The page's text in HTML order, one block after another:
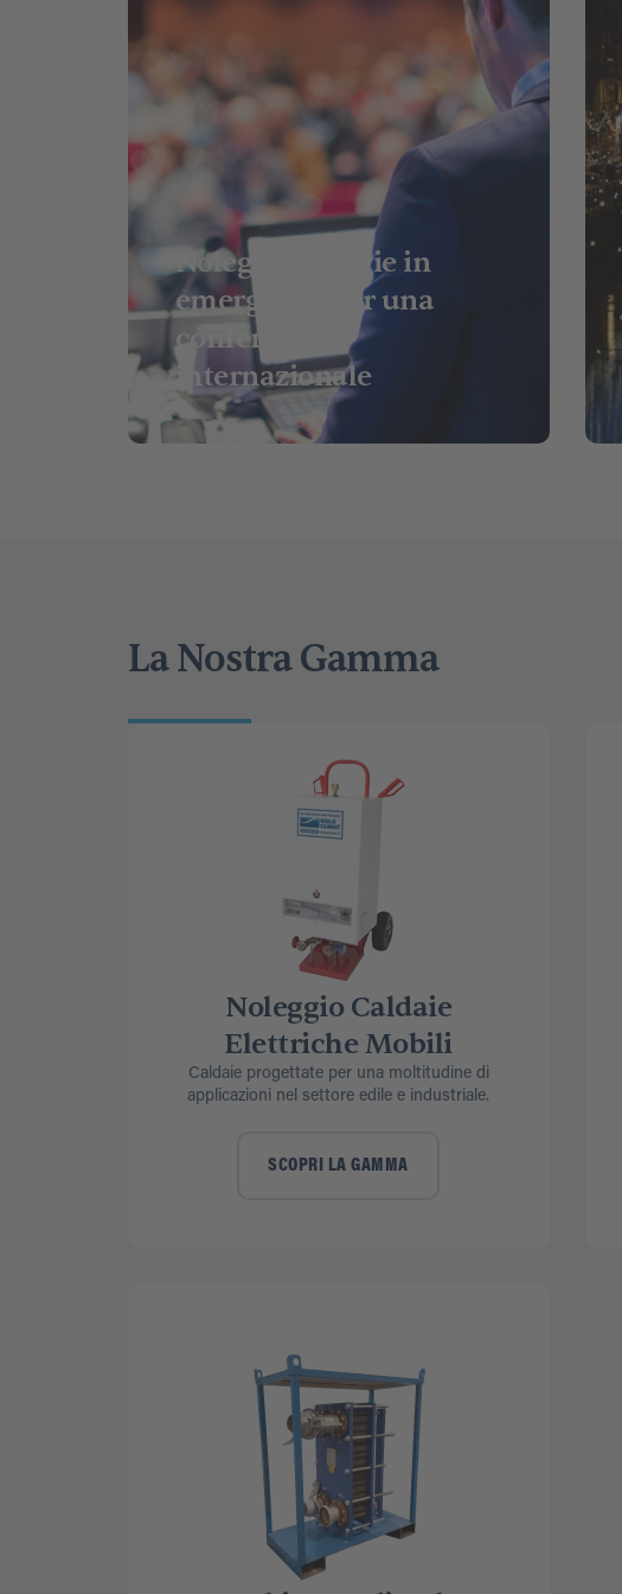
Noleggio caldaie in
emergenza per una
conferenza
internazionale
La Nostra Gamma
Noleggio Caldaie
Elettriche Mobili
Caldaie progettate per una moltitudine di
applicazioni nel settore edile e industriale.
SCOPRI LA GAMMA